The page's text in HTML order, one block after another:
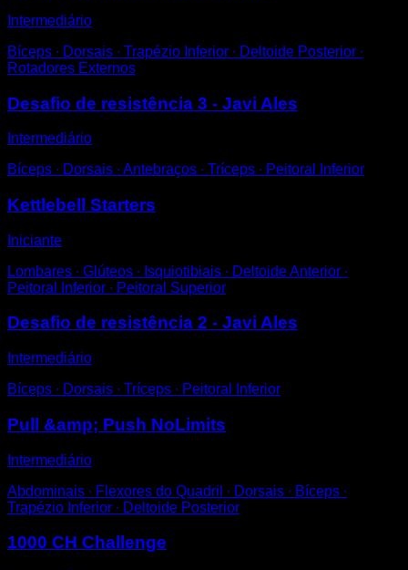
Intermediário
Bíceps ∙ Dorsais ∙ Trapézio Inferior ∙ Deltoide Posterior ∙
Rotadores Externos
Desafio de resistência 3 - Javi Ales
Intermediário
Bíceps ∙ Dorsais ∙ Antebraços ∙ Tríceps ∙ Peitoral Inferior
Kettlebell Starters
Iniciante
Lombares ∙ Glúteos ∙ Isquiotibiais ∙ Deltoide Anterior ∙
Peitoral Inferior ∙ Peitoral Superior
Desafio de resistência 2 - Javi Ales
Intermediário
Bíceps ∙ Dorsais ∙ Tríceps ∙ Peitoral Inferior
Pull &amp; Push NoLimits
Intermediário
Abdominais ∙ Flexores do Quadril ∙ Dorsais ∙ Bíceps ∙
Trapézio Inferior ∙ Deltoide Posterior
1000 CH Challenge